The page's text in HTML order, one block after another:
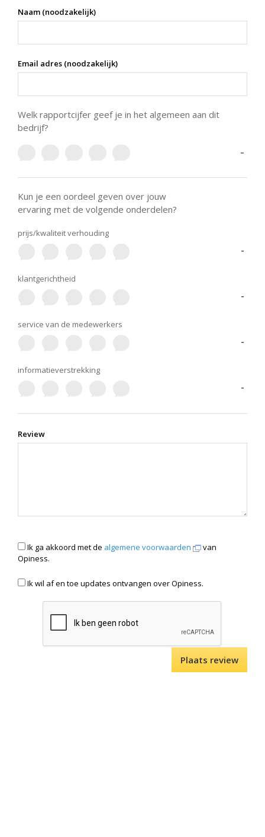
Naam (noodzakelijk)
Email adres (noodzakelijk)
Welk rapportcijfer geef je in het algemeen aan dit
bedrijf?
-
Kun je een oordeel geven over jouw
ervaring met de volgende onderdelen?
prijs/kwaliteit verhouding
-
klantgerichtheid
-
service van de medewerkers
-
informatieverstrekking
-
Review
Ik ga akkoord met de algemene voorwaarden
van
Opiness.
Ik wil af en toe updates ontvangen over Opiness.